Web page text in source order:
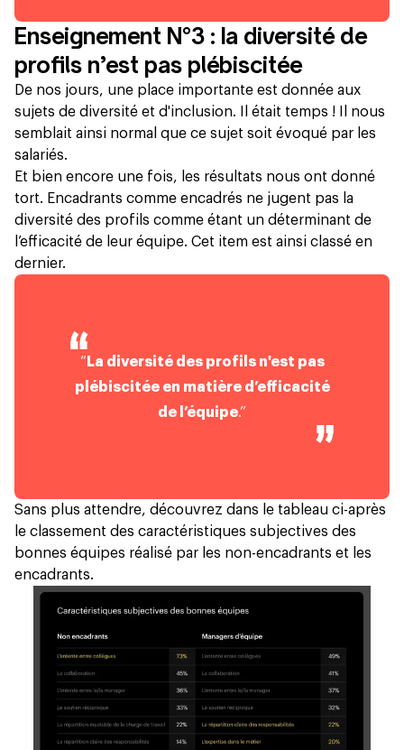
Enseignement N°3 : la diversité de
profils n’est pas plébiscitée
De nos jours, une place importante est donnée aux
sujets de diversité et d'inclusion. Il était temps ! Il nous
semblait ainsi normal que ce sujet soit évoqué par les
salariés.
Et bien encore une fois, les résultats nous ont donné
tort. Encadrants comme encadrés ne jugent pas la
diversité des profils comme étant un déterminant de
l’efficacité de leur équipe. Cet item est ainsi classé en
dernier.
“ La diversité des profils n'est pas
plébiscitée en matière d’efficacité
de l’équipe.”
Sans plus attendre, découvrez dans le tableau ci-après
le classement des caractéristiques subjectives des
bonnes équipes réalisé par les non-encadrants et les
encadrants.